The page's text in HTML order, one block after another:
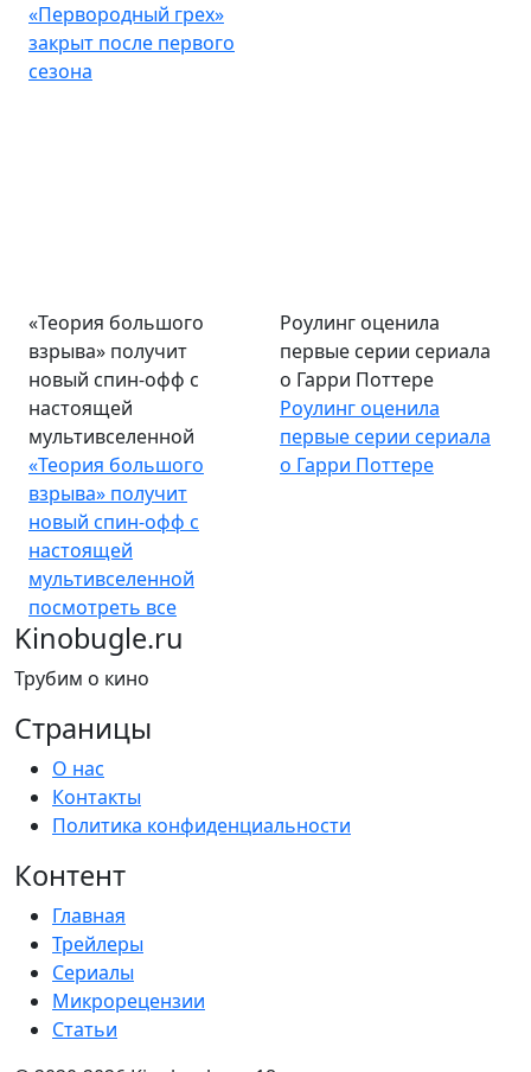
«Первородный грех»
закрыт после первого
сезона
«Теория большого
взрыва» получит
новый спин-офф с
настоящей
мультивселенной
«Теория большого
взрыва» получит
новый спин-офф с
настоящей
мультивселенной
Роулинг оценила
первые серии сериала
о Гарри Поттере
Роулинг оценила
первые серии сериала
о Гарри Поттере
посмотреть все
Kinobugle.ru
Трубим о кино
Страницы
О нас
Контакты
Политика конфиденциальности
Контент
Главная
Трейлеры
Сериалы
Микрорецензии
Статьи